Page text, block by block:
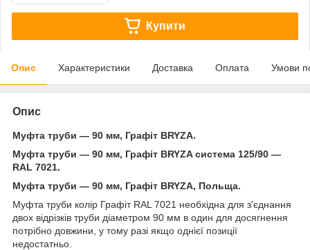
Купити
Опис Характеристики Доставка Оплата Умови
Опис
Муфта труби — 90 мм, Графіт BRYZA.
Муфта труби — 90 мм, Графіт BRYZA система 125/90 —
RAL 7021.
Муфта труби — 90 мм, Графіт BRYZA, Польща.
Муфта труби колір Графіт RAL 7021 необхідна для з'єднання
двох відрізків труби діаметром 90 мм в один для досягнення
потрібно довжини, у тому разі якщо однієї позиції
недостатньо.